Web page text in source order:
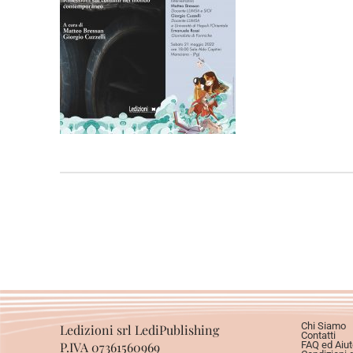
Ledizioni srl LediPublishing
P.IVA 07361560969
Chi Siamo
Contatti
FAQ ed